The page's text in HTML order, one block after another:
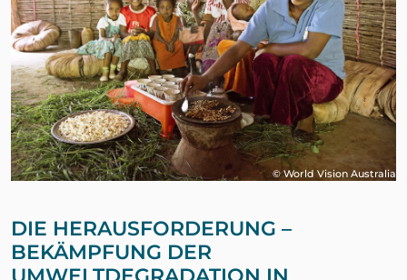
© World Vision Australia
DIE HERAUSFORDERUNG –
BEKÄMPFUNG DER